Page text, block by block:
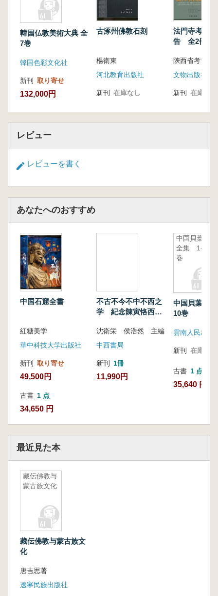
韓国仏教美術大典 全
7巻
韓国色彩文化社
新刊 取り寄せ
132,000円
古涿州佛教石刻
楊衛東
河北教育出版社
新刊 在庫なし
法門寺考古
告 全2冊
文物出版社
新刊 在庫なし
レビュー
レビューを書く
あなたへのおすすめ
中国石窟全書
紅糖美学
華中科技大学出版社
新刊 取り寄せ
49,500円
古書 1 点
34,650 円
不古不今不中不西之
学 紀念陳寅恪西域
集
沈衛栄 侯浩然 主編
中西書局
新刊 1冊
11,990円
中国貝葉経
全集 1-10
巻
中国貝葉経
10巻
雲南人民出版
新刊 在庫なし
古書 1 点
35,640 円
最近見た本
藏伝佛教与
蒙古族文化
藏伝佛教与蒙古族文
化
唐吉思著
遼寧民族出版社